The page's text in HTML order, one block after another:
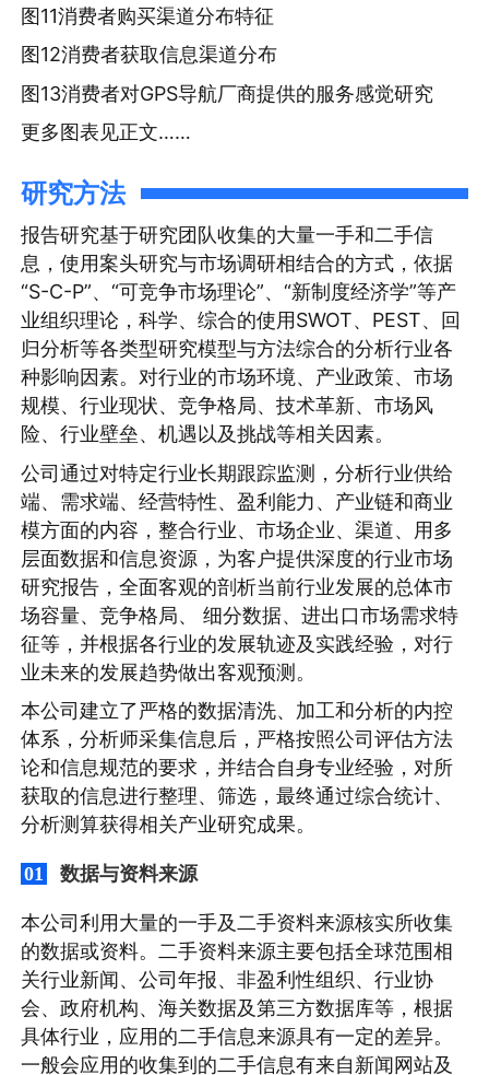
图11消费者购买渠道分布特征
图12消费者获取信息渠道分布
图13消费者对GPS导航厂商提供的服务感觉研究
更多图表见正文……
研究方法
报告研究基于研究团队收集的大量一手和二手信
息，使用案头研究与市场调研相结合的方式，依据
“S-C-P”、“可竞争市场理论”、“新制度经济学”等产
业组织理论，科学、综合的使用SWOT、PEST、回
归分析等各类型研究模型与方法综合的分析行业各
种影响因素。对行业的市场环境、产业政策、市场
规模、行业现状、竞争格局、技术革新、市场风
险、行业壁垒、机遇以及挑战等相关因素。
公司通过对特定行业长期跟踪监测，分析行业供给
端、需求端、经营特性、盈利能力、产业链和商业
模方面的内容，整合行业、市场企业、渠道、用多
层面数据和信息资源，为客户提供深度的行业市场
研究报告，全面客观的剖析当前行业发展的总体市
场容量、竞争格局、 细分数据、进出口市场需求特
征等，并根据各行业的发展轨迹及实践经验，对行
业未来的发展趋势做出客观预测。
本公司建立了严格的数据清洗、加工和分析的内控
体系，分析师采集信息后，严格按照公司评估方法
论和信息规范的要求，并结合自身专业经验，对所
获取的信息进行整理、筛选，最终通过综合统计、
分析测算获得相关产业研究成果。
01 数据与资料来源
本公司利用大量的一手及二手资料来源核实所收集
的数据或资料。二手资料来源主要包括全球范围相
关行业新闻、公司年报、非盈利性组织、行业协
会、政府机构、海关数据及第三方数据库等，根据
具体行业，应用的二手信息来源具有一定的差异。
一般会应用的收集到的二手信息有来自新闻网站及